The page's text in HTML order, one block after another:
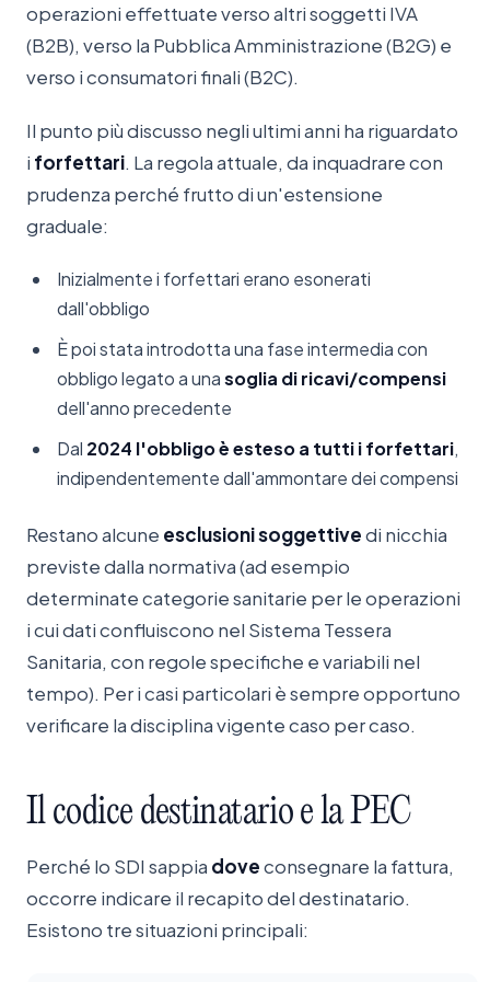
operazioni effettuate verso altri soggetti IVA
(B2B), verso la Pubblica Amministrazione (B2G) e
verso i consumatori finali (B2C).
Il punto più discusso negli ultimi anni ha riguardato
i forfettari. La regola attuale, da inquadrare con
prudenza perché frutto di un'estensione
graduale:
Inizialmente i forfettari erano esonerati
dall'obbligo
È poi stata introdotta una fase intermedia con
obbligo legato a unasoglia di ricavi/compensi
dell'anno precedente
Dal 2024 l'obbligo è esteso a tutti i forfettari,
indipendentemente dall'ammontare dei compensi
Restano alcune esclusioni soggettivedi nicchia
previste dalla normativa (ad esempio
determinate categorie sanitarie per le operazioni
i cui dati confluiscono nel Sistema Tessera
Sanitaria, con regole specifiche e variabili nel
tempo). Per i casi particolari è sempre opportuno
verificare la disciplina vigente caso per caso.
Ilcodice destinatarioelaPEC
Perché lo SDI sappia doveconsegnare la fattura,
occorre indicare il recapito del destinatario.
Esistono tre situazioni principali: